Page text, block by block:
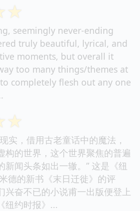
☆
seemingly never-ending
truly beautiful, lyrical, and
moments, but overall it
too many things/themes at
completely flesh out any one
☆
实，借用古老童话中的魔法，
构的世界，这个世界聚焦的普遍
新闻头条如出一辙。” 这是《纽
德的新书《末日迁徙》的评
兴奋不已的小说甫一出版便登上
纽约时报》...